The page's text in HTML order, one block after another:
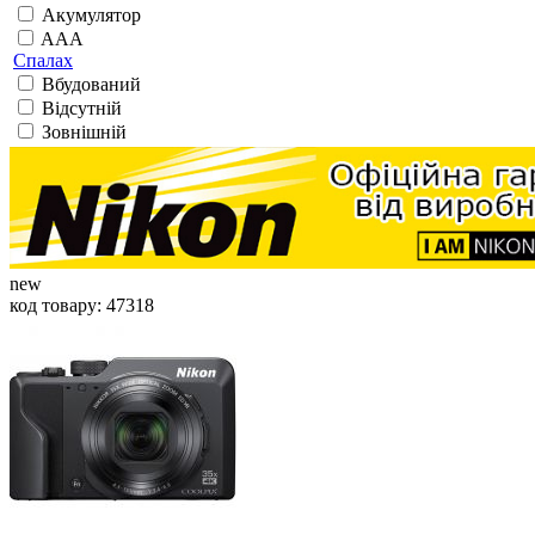
Акумулятор
AAA
Спалах
Вбудований
Відсутній
Зовнішній
new
код товару: 47318